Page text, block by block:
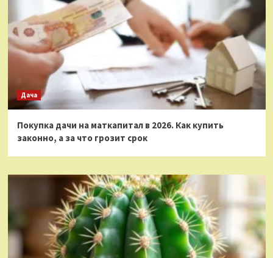
Дача
Покупка дачи на маткапитал в 2026. Как купить
законно, а за что грозит срок